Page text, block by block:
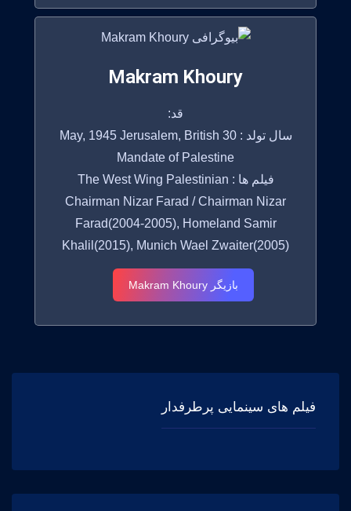
فیلم های سینمایی پرطرفدار
Makram Khoury
قد:
سال تولد : 30 May, 1945 Jerusalem, British
Mandate of Palestine
فیلم ها : The West Wing Palestinian
Chairman Nizar Farad / Chairman Nizar
Farad(2004-2005), Homeland Samir
Khalil(2015), Munich Wael Zwaiter(2005)
بازیگر Makram Khoury